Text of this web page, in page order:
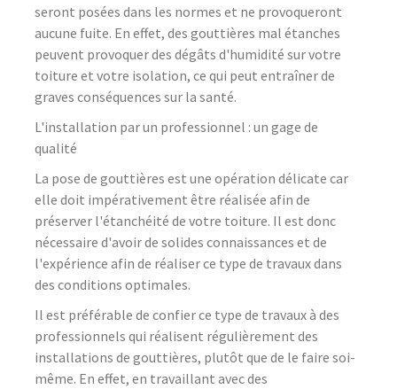
seront posées dans les normes et ne provoqueront
aucune fuite. En effet, des gouttières mal étanches
peuvent provoquer des dégâts d'humidité sur votre
toiture et votre isolation, ce qui peut entraîner de
graves conséquences sur la santé.
L'installation par un professionnel : un gage de
qualité
La pose de gouttières est une opération délicate car
elle doit impérativement être réalisée afin de
préserver l'étanchéité de votre toiture. Il est donc
nécessaire d'avoir de solides connaissances et de
l'expérience afin de réaliser ce type de travaux dans
des conditions optimales.
Il est préférable de confier ce type de travaux à des
professionnels qui réalisent régulièrement des
installations de gouttières, plutôt que de le faire soi-
même. En effet, en travaillant avec des